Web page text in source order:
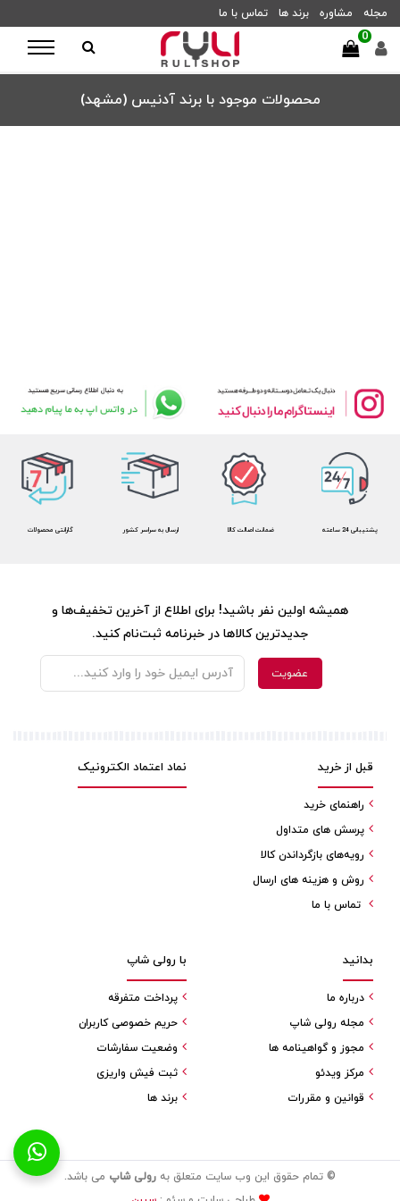
مجله مشاوره برند ها تماس با ما
0
محصولات موجود با برند آدنیس (مشهد)
گارانتی محصولات ارسال به سراسر کشور ضمانت اصالت کالا پشتیبانی 24 ساعته
همیشه اولین نفر باشید! برای اطلاع از آخرین تخفیف‌ها و
جدیدترین کالاها در خبرنامه ثبت‌نام کنید.
نماد اعتماد الکترونیک قبل از خرید
راهنمای خرید
پرسش های متداول
رویه‌های بازگرداندن کالا
روش و هزینه های ارسال
تماس با ما
با رولی شاپ
پرداخت متفرقه
حریم خصوصی کاربران
وضعیت سفارشات
ثبت فیش واریزی
برند ها
بدانید
درباره ما
مجله رولی شاپ
مجوز و گواهینامه ها
مرکز ویدئو
قوانین و مقررات
© تمام حقوق این وب سایت متعلق به رولی شاپ می باشد.